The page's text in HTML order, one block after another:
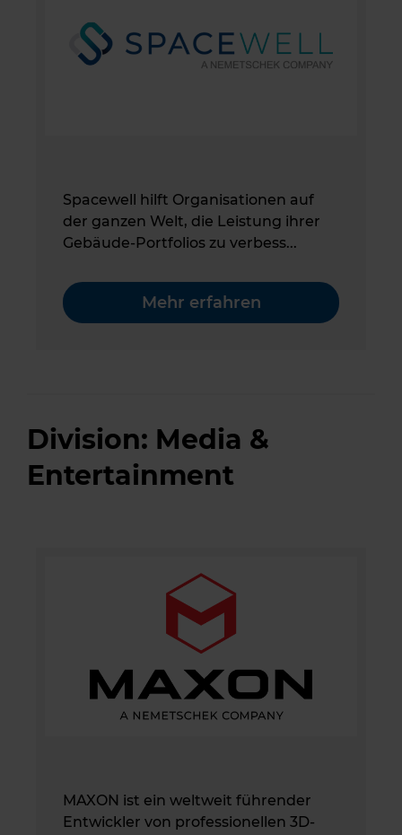
Spacewell hilft Organisationen auf
der ganzen Welt, die Leistung ihrer
Gebäude-Portfolios zu verbess...
Mehr erfahren
Division: Media &
Entertainment
MAXON ist ein weltweit führender
Entwickler von professionellen 3D-